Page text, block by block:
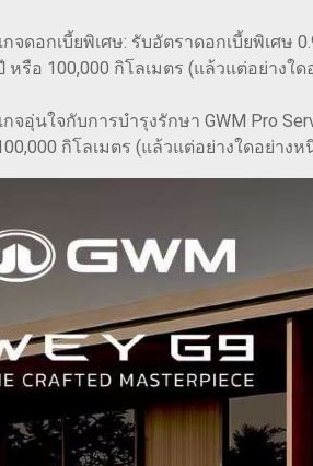
กจดอกเบี้ยพิเศษ: รับอัตราดอกเบี้ยพิเศษ
หรือ 100,000 กิโลเมตร (แล้วแต่อย่างใ
จอุ่นใจกับการบำรุงรักษา GWM Pro
กิโลเมตร (แล้วแต่อย่างใดอย่า